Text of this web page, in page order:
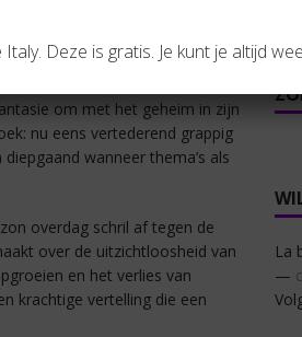
een kind de intrige zich
weten komen hoe de vork aan
om met het geheim in zijn
nu eens vertederend grappig
wanneer thema’s als
overdag schril af tegen de
over de uitzichtloosheid van
en het verlies van
krachtige vertelling die een
La
La
—
Deze is gratis. Je kunt je altijd